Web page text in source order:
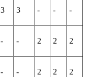
3 3 - - -
- - 2 2 2
- - 2 2 2